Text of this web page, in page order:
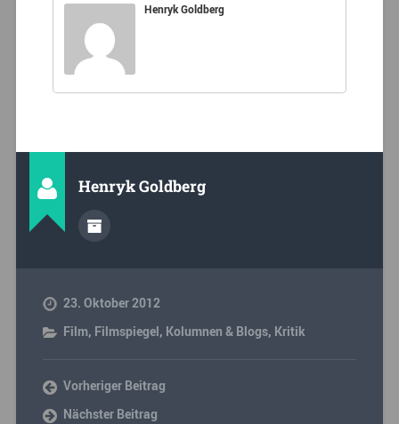
Henryk Goldberg
Henryk Goldberg
23. Oktober 2012
Film, Filmspiegel, Kolumnen & Blogs, Kritik
Vorheriger Beitrag
Nächster Beitrag